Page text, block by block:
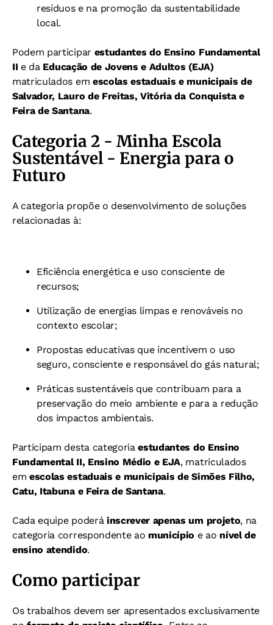
resíduos e na promoção da sustentabilidade
local.
Podem participar estudantes do Ensino Fundamental
II e da Educação de Jovens e Adultos (EJA)
matriculados em escolas estaduais e municipais de
Salvador, Lauro de Freitas, Vitória da Conquista e
Feira de Santana.
Categoria 2 - Minha Escola
Sustentável - Energia para o
Futuro
A categoria propõe o desenvolvimento de soluções
relacionadas à:
Eficiência energética e uso consciente de
recursos;
Utilização de energias limpas e renováveis no
contexto escolar;
Propostas educativas que incentivem o uso
seguro, consciente e responsável do gás natural;
Práticas sustentáveis que contribuam para a
preservação do meio ambiente e para a redução
dos impactos ambientais.
Participam desta categoriaestudantes do Ensino
Fundamental II, Ensino Médio e EJA, matriculados
emescolas estaduais e municipais de Simões Filho,
Catu, Itabuna e Feira de Santana.
Cada equipe poderáinscrever apenas um projeto, na
categoria correspondente ao município e ao nível de
ensino atendido.
Como participar
Os trabalhos devem ser apresentados exclusivamente